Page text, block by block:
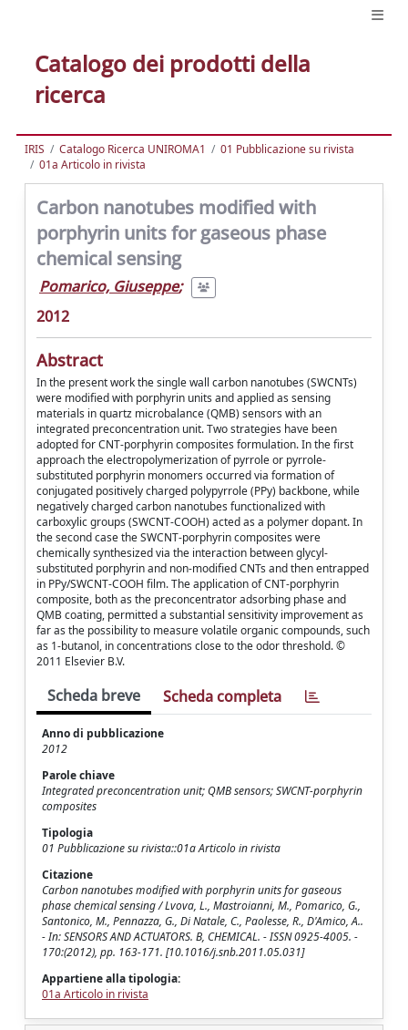
Catalogo dei prodotti della
ricerca
IRIS Catalogo Ricerca UNIROMA1
01 Pubblicazione su rivista
01a Articolo in rivista
Carbon nanotubes modified with
porphyrin units for gaseous phase
chemical sensing
Pomarico, Giuseppe;
2012
Abstract
In the present work the single wall carbon nanotubes (SWCNTs)
were modified with porphyrin units and applied as sensing
materials in quartz microbalance (QMB) sensors with an
integrated preconcentration unit. Two strategies have been
adopted for CNT-porphyrin composites formulation. In the first
approach the electropolymerization of pyrrole or pyrrole-
substituted porphyrin monomers occurred via formation of
conjugated positively charged polypyrrole (PPy) backbone, while
negatively charged carbon nanotubes functionalized with
carboxylic groups (SWCNT-COOH) acted as a polymer dopant. In
the second case the SWCNT-porphyrin composites were
chemically synthesized via the interaction between glycyl-
substituted porphyrin and non-modified CNTs and then entrapped
in PPy/SWCNT-COOH film. The application of CNT-porphyrin
composite, both as the preconcentrator adsorbing phase and
QMB coating, permitted a substantial sensitivity improvement as
far as the possibility to measure volatile organic compounds, such
as 1-butanol, in concentrations close to the odor threshold. ©
2011 Elsevier B.V.
Scheda breve Scheda completa
Anno di pubblicazione
2012
Parole chiave
Integrated preconcentration unit; QMB sensors; SWCNT-porphyrin
composites
Tipologia
01 Pubblicazione su rivista::01a Articolo in rivista
Citazione
Carbon nanotubes modified with porphyrin units for gaseous
phase chemical sensing / Lvova, L., Mastroianni, M., Pomarico, G.,
Santonico, M., Pennazza, G., Di Natale, C., Paolesse, R., D'Amico, A..
- In: SENSORS AND ACTUATORS. B, CHEMICAL. - ISSN 0925-4005. -
170:(2012), pp. 163-171. [10.1016/j.snb.2011.05.031]
Appartiene alla tipologia:
01a Articolo in rivista